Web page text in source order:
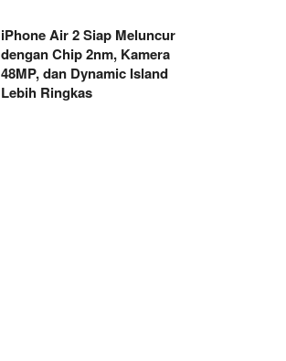
iPhone Air 2 Siap Meluncur
dengan Chip 2nm, Kamera
48MP, dan Dynamic Island
Lebih Ringkas